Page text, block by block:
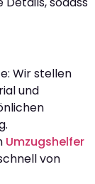
Wir stellen
und
Umzugshelfer
von